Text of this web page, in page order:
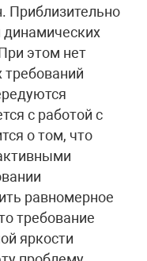
Приблизительно
динамических
этом нет
с работой с
о том, что
равномерное
требование
яркости